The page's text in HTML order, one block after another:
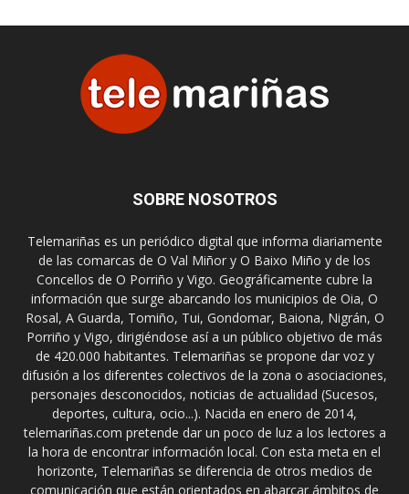
SOBRE NOSOTROS
Telemariñas es un periódico digital que informa diariamente
de las comarcas de O Val Miñor y O Baixo Miño y de los
Concellos de O Porriño y Vigo. Geográficamente cubre la
información que surge abarcando los municipios de Oia, O
Rosal, A Guarda, Tomiño, Tui, Gondomar, Baiona, Nigrán, O
Porriño y Vigo, dirigiéndose así a un público objetivo de más
de 420.000 habitantes. Telemariñas se propone dar voz y
difusión a los diferentes colectivos de la zona o asociaciones,
personajes desconocidos, noticias de actualidad (Sucesos,
deportes, cultura, ocio...). Nacida en enero de 2014,
telemariñas.com pretende dar un poco de luz a los lectores a
la hora de encontrar información local. Con esta meta en el
horizonte, Telemariñas se diferencia de otros medios de
comunicación que están orientados en abarcar ámbitos de